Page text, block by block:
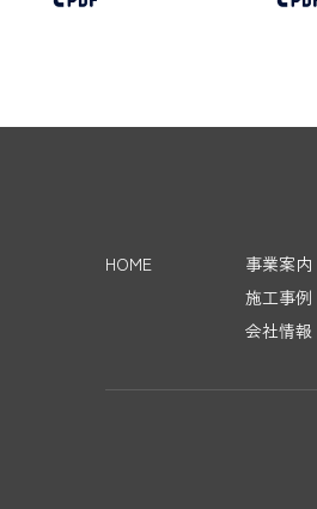
HOME
事業案内
施工事例
会社情報